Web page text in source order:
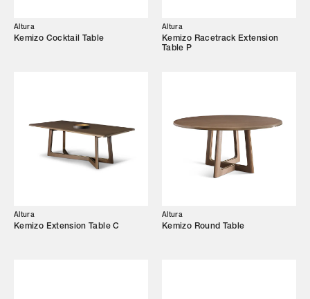
Altura
Kemizo Cocktail Table
Altura
Kemizo Racetrack Extension
Table P
Altura
Kemizo Extension Table C
Altura
Kemizo Round Table